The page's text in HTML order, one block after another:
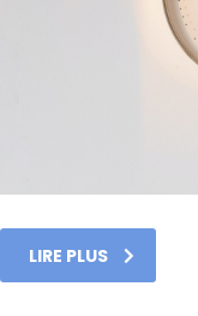
LIRE PLUS